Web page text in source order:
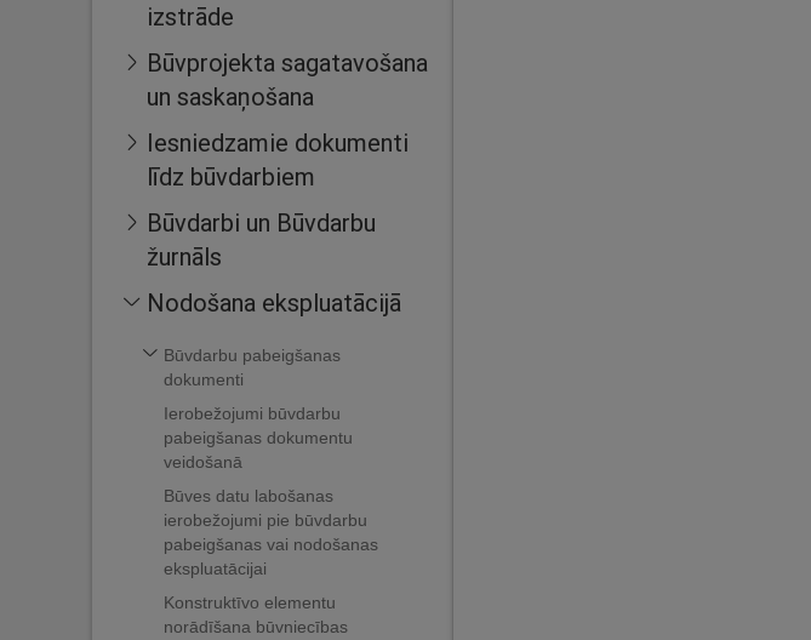
izstrāde
Būvprojekta sagatavošana
un saskaņošana
Iesniedzamie dokumenti
līdz būvdarbiem
Būvdarbi un Būvdarbu
žurnāls
Nodošana ekspluatācijā
Būvdarbu pabeigšanas
dokumenti
Ierobežojumi būvdarbu
pabeigšanas dokumentu
veidošanā
Būves datu labošanas
ierobežojumi pie būvdarbu
pabeigšanas vai nodošanas
ekspluatācijai
Konstruktīvo elementu
norādīšana būvniecības